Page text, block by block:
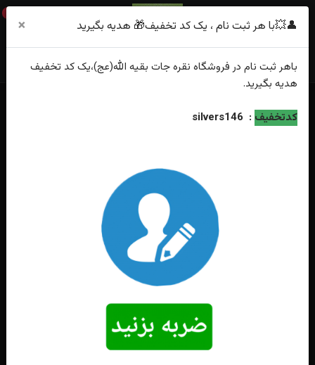
0
خانه فهرست محصولات
👤💥با هر ثبت نام ، یک کد تخفیف🎁 هدیه بگیرید ×
باهر ثبت نام در فروشگاه نقره جات بقیه الله(عج)،یک کد تخفیف
هدیه بگیرید.
کدتخفیف :
silvers146